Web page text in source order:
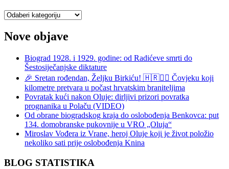
Kategorije
Nove objave
Biograd 1928. i 1929. godine: od Radićeve smrti do
Šestosiječanjske diktature
🎉 Sretan rođendan, Željku Birkiću! 🇭🇷🏃‍♂️ Čovjeku koji
kilometre pretvara u počast hrvatskim braniteljima
Povratak kući nakon Oluje: dirljivi prizori povratka
prognanika u Polaču (VIDEO)
Od obrane biogradskog kraja do oslobođenja Benkovca: put
134. domobranske pukovnije u VRO „Oluja“
Miroslav Vođera iz Vrane, heroj Oluje koji je život položio
nekoliko sati prije oslobođenja Knina
BLOG STATISTIKA